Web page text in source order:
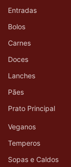
Entradas
Bolos
Carnes
Doces
Lanches
Pães
Prato Principal
Veganos
Temperos
Sopas e Caldos